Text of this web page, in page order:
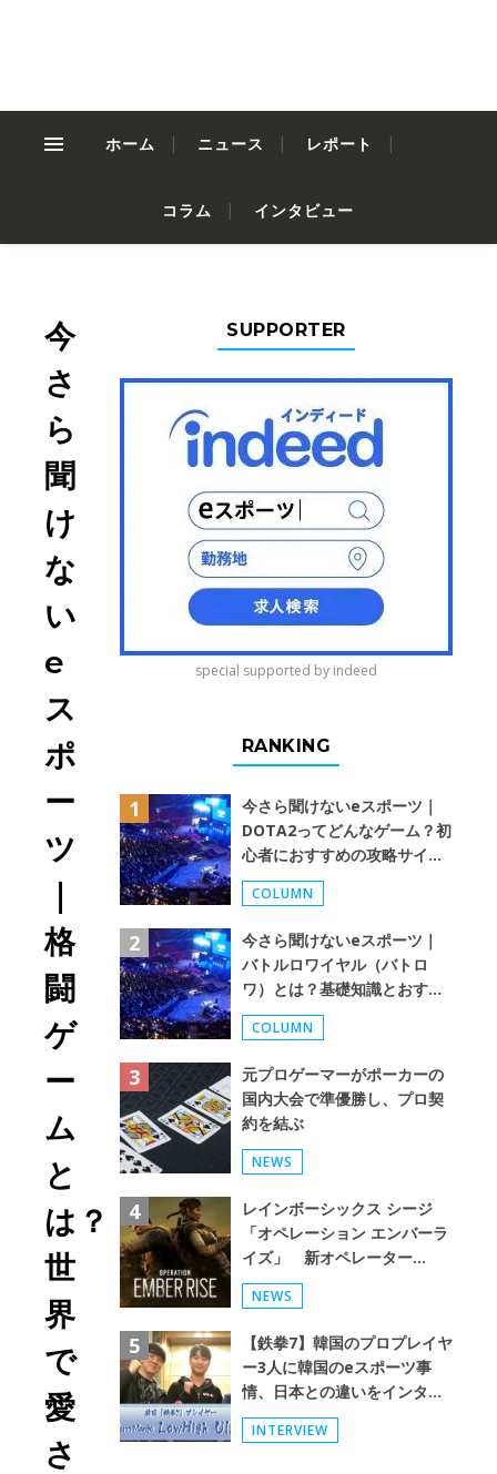
ホーム ニュース レポート
コラム インタビュー
今
さ
ら
聞
け
な
い
e
ス
ポ
ー
ツ
格
闘
ゲ
ー
ム
と
は？
世
界
で
愛
さ
SUPPORTER
special supported by indeed
RANKING
今さら聞けないeスポーツ｜
DOTA2ってどんなゲーム？初
心者におすすめの攻略サイ
ト・選手・ストリーマーも紹
介！
COLUMN
今さら聞けないeスポーツ｜
バトルロワイヤル（バトロ
ワ）とは？基礎知識とおすす
めタイトルをご紹介！
COLUMN
元プロゲーマーがポーカーの
国内大会で準優勝し、プロ契
約を結ぶ
NEWS
レインボーシックス シージ
「オペレーション エンバーラ
イズ」 新オペレーター
Amaru、Goyo追加
NEWS
【鉄拳7】韓国のプロプレイヤ
ー3人に韓国のeスポーツ事
情、日本との違いをインタビ
ュー！
【LowHigh/Ulsan/
INTERVIEW